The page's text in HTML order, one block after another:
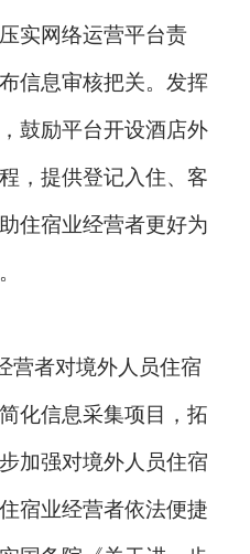
实网络运营平台责
信息审核把关。发挥
鼓励平台开设酒店外
，提供登记入住、客
住宿业经营者更好为
营者对境外人员住宿
化信息采集项目，拓
加强对境外人员住宿
宿业经营者依法便捷